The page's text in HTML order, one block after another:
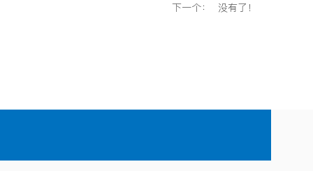
下一个： 没有了！